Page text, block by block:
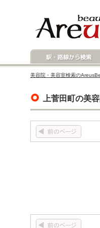
美容院・美容室検索の
上菅田町の美